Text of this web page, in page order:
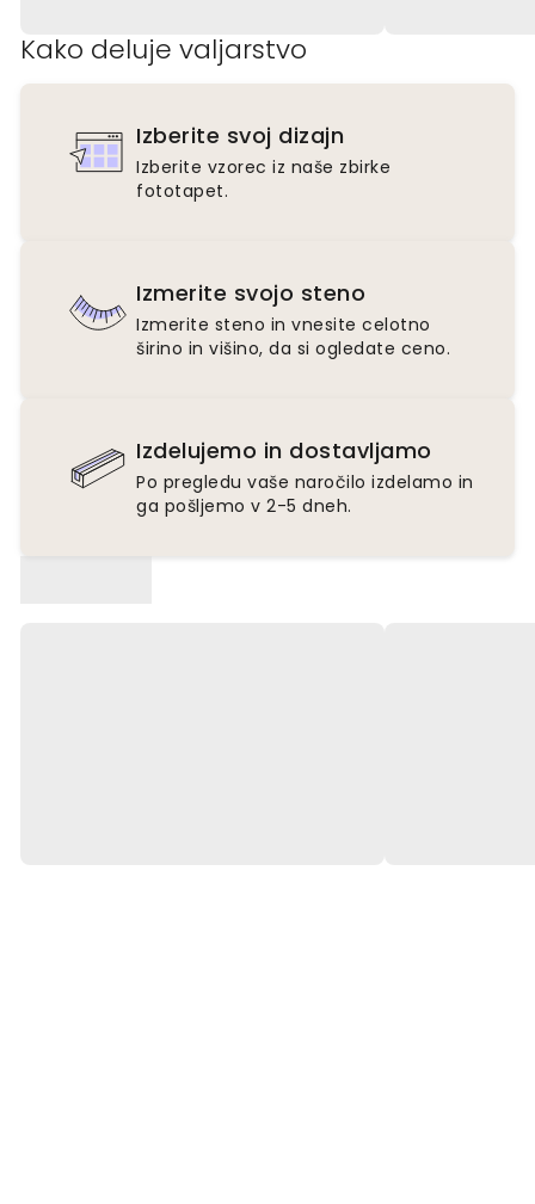
Kako deluje valjarstvo
Izberite svoj dizajn
Izberite vzorec iz naše zbirke
fototapet.
Izmerite svojo steno
Izmerite steno in vnesite celotno
širino in višino, da si ogledate ceno.
Izdelujemo in dostavljamo
Po pregledu vaše naročilo izdelamo in
ga pošljemo v 2-5 dneh.